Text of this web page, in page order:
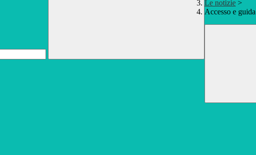
Le notizie >
Accesso e